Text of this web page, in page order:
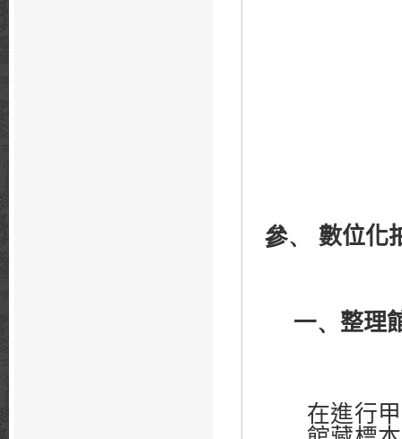
參、 數位化
一、整理
在進行